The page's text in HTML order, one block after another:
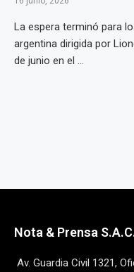
La espera terminó para
argentina dirigida por
de junio en el ...
Nota & Prensa
Av. Guardia Civil 1321,